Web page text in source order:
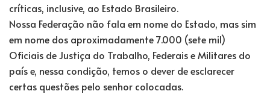
críticas, inclusive, ao Estado Brasileiro.
Nossa Federação não fala em nome do Estado, mas sim
em nome dos aproximadamente 7.000 (sete mil)
Oficiais de Justiça do Trabalho, Federais e Militares do
país e, nessa condição, temos o dever de esclarecer
certas questões pelo senhor colocadas.